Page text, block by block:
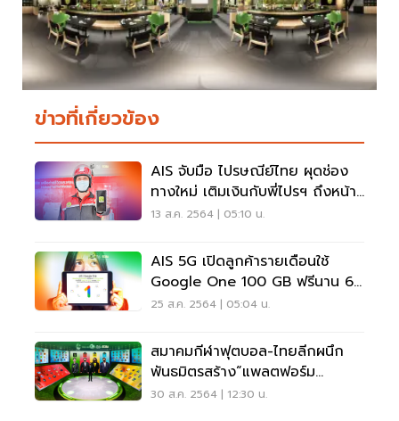
ข่าวที่เกี่ยวข้อง
AIS จับมือ ไปรษณีย์ไทย ผุดช่อง
ทางใหม่ เติมเงินกับพี่ไปรฯ ถึงหน้า
บ้านทั่วไทย
13 ส.ค. 2564 | 05:10 น.
AIS 5G เปิดลูกค้ารายเดือนใช้
Google One 100 GB ฟรีนาน 6
เดือน
25 ส.ค. 2564 | 05:04 น.
สมาคมกีฬาฟุตบอล-ไทยลีกผนึก
พันธมิตรสร้าง“แพลตฟอร์ม
ฟุตบอลไทย”
30 ส.ค. 2564 | 12:30 น.